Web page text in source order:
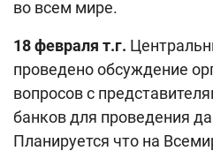
Карта сайта
во всем мире.
18 февраля т.г.
проведено обсуждение
вопросов с
банков для проведения
Планируется что на